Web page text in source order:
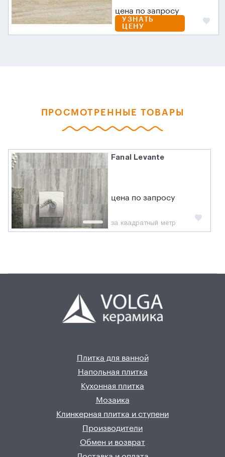
цена по запросу
УЗНАТЬ
ЦЕНУ
ПРОСМОТРЕННЫЕ ТОВАРЫ
Fanal Levante
цена по запросу
за квадратный метр
Плитка для ванной
Напольная плитка
Кухонная плитка
Мозаика
Клинкерная плитка и ступени
Производители
Обмен и возврат